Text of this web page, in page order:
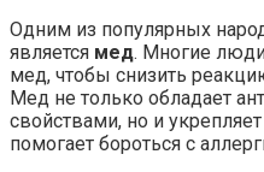
Одним из популярных
является мед. Многие
мед, чтобы снизить
Мед не только обладает
свойствами, но и
помогает бороться с